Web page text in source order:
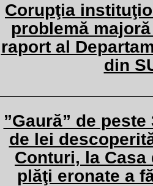
Corupţia
problemă
raport al
din
”Gaură” de
de lei
Conturi, la Casa
plăţi eronate a